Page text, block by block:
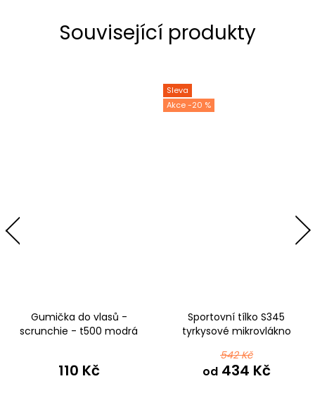
Související produkty
Gumička do vlasů -
scrunchie - t500 modrá
110 Kč
Sleva
-20 %
Sportovní tílko S345
tyrkysové mikrovlákno
542 Kč
od434 Kč